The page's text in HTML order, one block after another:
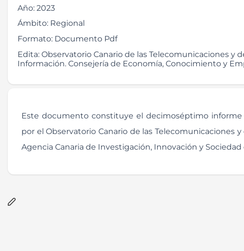
Año: 2023
Ámbito: Regional
Formato: Documento Pdf
Edita: Observatorio Canario de las Telecomunicaciones y
Información. Consejería de Economía, Conocimiento y
Este documento constituye el decimoséptimo informe
por el Observatorio Canario de las Telecomunicaciones
Agencia Canaria de Investigación, Innovación y Sociedad